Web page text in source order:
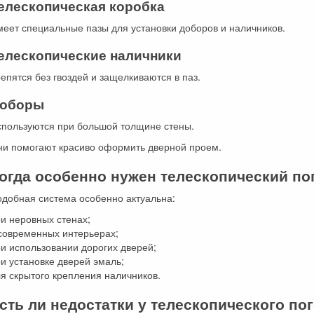
коробка
специальные пазы для установки доборов и наличников.
наличники
без гвоздей и защелкиваются в паз.
при большой толщине стены.
помогают красиво оформить дверной проем.
особенно нужен телескопический
система особенно актуальна:
неровных стенах;
интерьерах;
использовании дорогих дверей;
установке дверей эмаль;
скрытого крепления наличников.
ли недостатки у телескопического